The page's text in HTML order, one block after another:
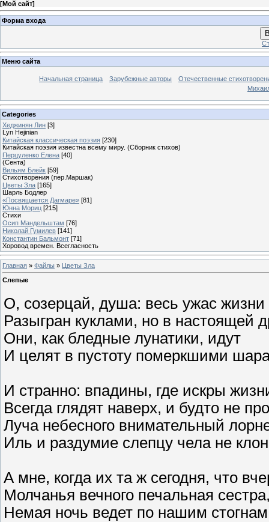
[Мой сайт]
Форма входа
Меню сайта
Начальная страница Зарубежные авторы
Отечественные
Categories
Хеджинян Лин [3]
Lyn Hejinian
Китайская классическая поэзия [230]
Китайская поэзия известна всему миру. (Сборник стихов)
Перцуленко Елена [40]
(Сента)
Вильям Блейк [59]
Стихотворения (пер.Маршак)
Цветы Зла [165]
Шарль Бодлер
«Посвящается Дагмаре» [81]
Юнна Мориц [215]
Стихи
Осип Мандельштам [76]
Николай Гумилев [141]
Константин Бальмонт [71]
Хоровод времен. Всегласность
Главная » Файлы » Цветы Зла
Слепые
О, созерцай, душа: весь ужас жизни
Разыгран куклами, но в настоящей
Они, как бледные лунатики, идут
И целят в пустоту померкшими
И странно: впадины, где искры
Всегда глядят наверх, и будто не
Луча небесного внимательный
Иль и раздумие слепцу чела не
А мне, когда их та ж сегодня, что
Молчанья вечного печальная
Немая ночь ведет по нашим